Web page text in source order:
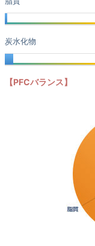
炭水化物
【PFCバランス】